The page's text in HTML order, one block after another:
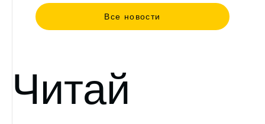
Все новости
Читай